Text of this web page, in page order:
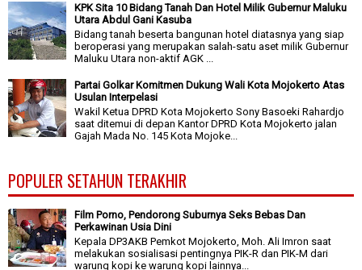
KPK Sita 10 Bidang Tanah Dan Hotel Milik Gubernur Maluku
Utara Abdul Gani Kasuba
Bidang tanah beserta bangunan hotel diatasnya yang siap
beroperasi yang merupakan salah-satu aset milik Gubernur
Maluku Utara non-aktif AGK ...
Partai Golkar Komitmen Dukung Wali Kota Mojokerto Atas
Usulan Interpelasi
Wakil Ketua DPRD Kota Mojokerto Sony Basoeki Rahardjo
saat ditemui di depan Kantor DPRD Kota Mojokerto jalan
Gajah Mada No. 145 Kota Mojoke...
POPULER SETAHUN TERAKHIR
Film Porno, Pendorong Suburnya Seks Bebas Dan
Perkawinan Usia Dini
Kepala DP3AKB Pemkot Mojokerto, Moh. Ali Imron saat
melakukan sosialisasi pentingnya PIK-R dan PIK-M dari
warung kopi ke warung kopi lainnya...